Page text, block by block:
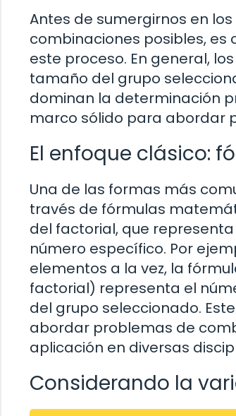
Antes de sumergirnos en
combinaciones posibles,
este proceso. En general,
tamaño del grupo
dominan la determinación
marco sólido para abordar
El enfoque clásico:
Una de las formas más
través de fórmulas
del factorial, que
número específico. Por
elementos a la vez, la
factorial) representa el
del grupo seleccionado.
abordar problemas de
aplicación en diversas
Considerando la